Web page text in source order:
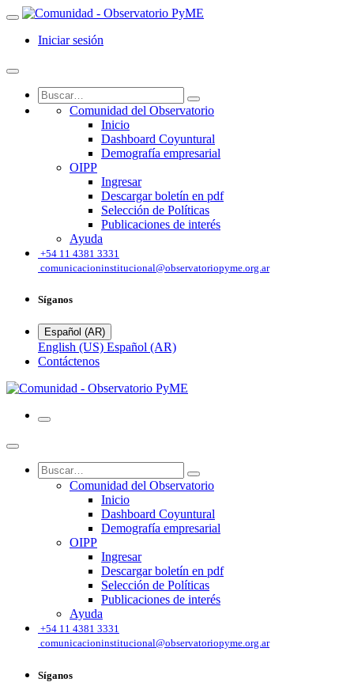
Iniciar sesión
Comunidad del Observatorio
Inicio
Dashboard Coyuntural
Demografía empresarial
OIPP
Ingresar
Descargar boletín en pdf
Selección de Políticas
Publicaciones de interés
Ayuda
+54 11 4381 3331
comunicacioninstitucional@observatoriopyme.org.ar
Síganos
Español (AR)
English (US) Español (AR)
Contáctenos
Comunidad del Observatorio
Inicio
Dashboard Coyuntural
Demografía empresarial
OIPP
Ingresar
Descargar boletín en pdf
Selección de Políticas
Publicaciones de interés
Ayuda
+54 11 4381 3331
comunicacioninstitucional@observatoriopyme.org.ar
Síganos